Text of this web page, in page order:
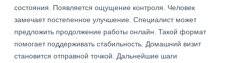
состояния. Появляется ощущение контроля. Человек
замечает постепенное улучшение. Специалист может
предложить продолжение работы онлайн. Такой формат
помогает поддерживать стабильность. Домашний визит
становится отправной точкой. Дальнейшие шаги